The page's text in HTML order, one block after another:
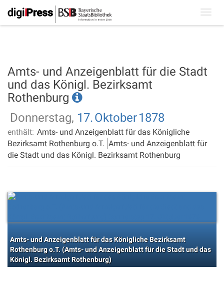
Amts- und Anzeigenblatt für die Stadt
und das Königl. Bezirksamt
Rothenburg
Donnerstag, 17.Oktober1878
enthält: Amts- und Anzeigenblatt für das Königliche
Bezirksamt Rothenburg o.T. Amts- und Anzeigenblatt für
die Stadt und das Königl. Bezirksamt Rothenburg
Amts- und Anzeigenblatt für das Königliche Bezirksamt
Rothenburg o.T. (Amts- und Anzeigenblatt für die Stadt und das
Königl. Bezirksamt Rothenburg)